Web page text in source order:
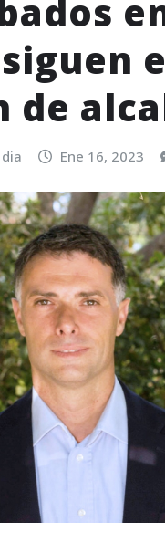
de
Ene 16, 2023